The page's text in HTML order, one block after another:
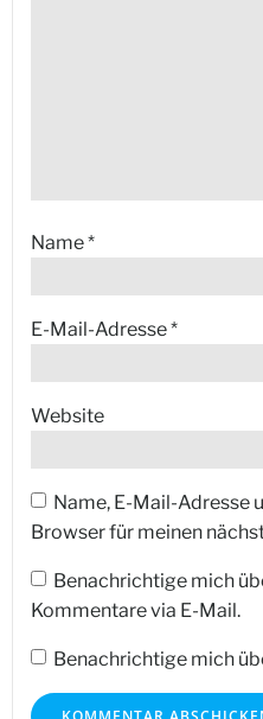
Name*
E-Mail-Adresse*
Website
Name, E-Mail-Adresse
Browser für meinen
Benachrichtige mich
Kommentare via E-Mail.
Benachrichtige mich